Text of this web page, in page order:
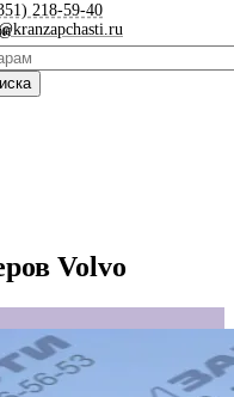
218-59-40
Volvo